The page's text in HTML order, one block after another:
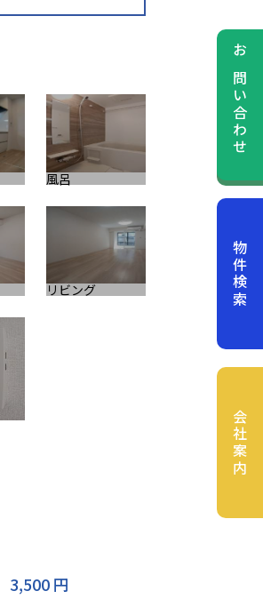
風呂
リビング
3,500 円
お問い合わせ
物件検索
会社案内